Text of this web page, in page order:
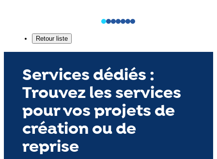
Services dédiés :
Trouvez les services
pour vos projets de
création ou de
reprise